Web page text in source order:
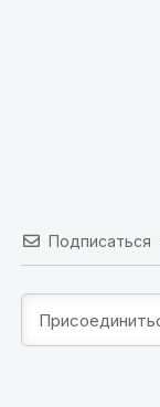
Подписаться